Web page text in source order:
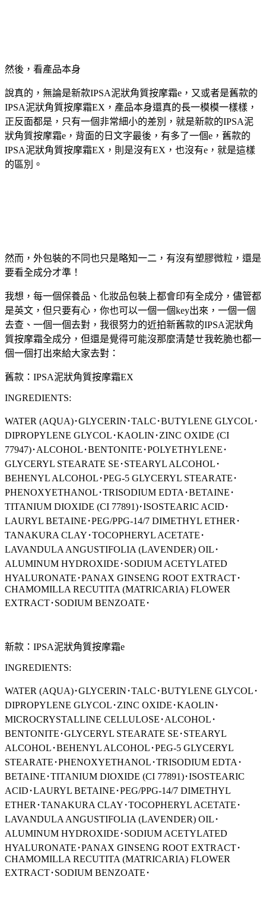
然後，看產品本身
說真的，無論是新款IPSA泥狀角質按摩霜e，又或者是舊款的
IPSA泥狀角質按摩霜EX，產品本身還真的長一模模一樣樣，
正反面都是，只有一個非常細小的差別，就是新款的IPSA泥
狀角質按摩霜e，背面的日文字最後，有多了一個e，舊款的
IPSA泥狀角質按摩霜EX，則是沒有EX，也沒有e，就是這樣
的區別。
然而，外包裝的不同也只是略知一二，有沒有塑膠微粒，還是
要看全成分才準！
我想，每一個保養品、化妝品包裝上都會印有全成分，儘管都
是英文，但只要有心，你也可以一個一個key出來，一個一個
去查、一個一個去對，我很努力的近拍新舊款的IPSA泥狀角
質按摩霜全成分，但還是覺得可能沒那麼清楚ㄝ我乾脆也都一
個一個打出來給大家去對：
舊款：IPSA泥狀角質按摩霜EX
INGREDIENTS:
WATER (AQUA)･GLYCERIN･TALC･BUTYLENE GLYCOL･
DIPROPYLENE GLYCOL･KAOLIN･ZINC OXIDE (CI
77947)･ALCOHOL･BENTONITE･POLYETHYLENE･
GLYCERYL STEARATE SE･STEARYL ALCOHOL･
BEHENYL ALCOHOL･PEG-5 GLYCERYL STEARATE･
PHENOXYETHANOL･TRISODIUM EDTA ･BETAINE･
TITANIUM DIOXIDE (CI 77891)･ISOSTEARIC ACID･
LAURYL BETAINE･PEG/PPG-14/7 DIMETHYL ETHER ･
TANAKURA CLAY･TOCOPHERYL ACETATE･
LAVANDULA ANGUSTIFOLIA (LAVENDER) OIL･
ALUMINUM HYDROXIDE･SODIUM ACETYLATED
HYALURONATE･PANAX GINSENG ROOT EXTRACT･
CHAMOMILLA RECUTITA (MATRICARIA) FLOWER
EXTRACT･SODIUM BENZOATE･
新款： IPSA泥狀角質按摩霜e
INGREDIENTS:
WATER (AQUA)･GLYCERIN･TALC･BUTYLENE GLYCOL･
DIPROPYLENE GLYCOL･ZINC OXIDE･KAOLIN･
MICROCRYSTALLINE CELLULOSE･ALCOHOL･
BENTONITE･GLYCERYL STEARATE SE･STEARYL
ALCOHOL･BEHENYL ALCOHOL･PEG-5 GLYCERYL
STEARATE･PHENOXYETHANOL･TRISODIUM EDTA･
BETAINE･TITANIUM DIOXIDE (CI 77891)･ISOSTEARIC
ACID･LAURYL BETAINE･PEG/PPG-14/7 DIMETHYL
ETHER･TANAKURA CLAY･TOCOPHERYL ACETATE･
LAVANDULA ANGUSTIFOLIA (LAVENDER) OIL･
ALUMINUM HYDROXIDE･SODIUM ACETYLATED
HYALURONATE･PANAX GINSENG ROOT EXTRACT･
CHAMOMILLA RECUTITA (MATRICARIA) FLOWER
EXTRACT･SODIUM BENZOATE･